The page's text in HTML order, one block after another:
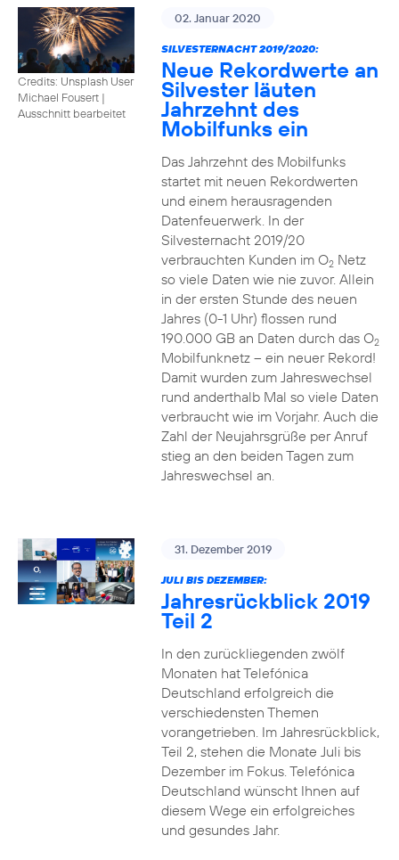
Credits: Unsplash User
Michael Fousert |
Ausschnitt bearbeitet
02. Januar 2020
SILVESTERNACHT 2019/2020:
Neue Rekordwerte an
Silvester läuten
Jahrzehnt des
Mobilfunks ein
Das Jahrzehnt des Mobilfunks
startet mit neuen Rekordwerten
und einem herausragenden
Datenfeuerwerk. In der
Silvesternacht 2019/20
verbrauchten Kunden im O2Netz
so viele Daten wie nie zuvor. Allein
in der ersten Stunde des neuen
Jahres (0-1 Uhr) flossen rund
190.000 GB an Daten durch das O2
Mobilfunknetz – ein neuer Rekord!
Damit wurden zum Jahreswechsel
rund anderthalb Mal so viele Daten
verbraucht wie im Vorjahr. Auch die
Zahl der Neujahrsgrüße per Anruf
stieg an den beiden Tagen zum
Jahreswechsel an.
31. Dezember 2019
JULI BIS DEZEMBER:
Jahresrückblick 2019
Teil 2
In den zurückliegenden zwölf
Monaten hat Telefónica
Deutschland erfolgreich die
verschiedensten Themen
vorangetrieben. Im Jahresrückblick,
Teil 2, stehen die Monate Juli bis
Dezember im Fokus. Telefónica
Deutschland wünscht Ihnen auf
diesem Wege ein erfolgreiches
und gesundes Jahr.